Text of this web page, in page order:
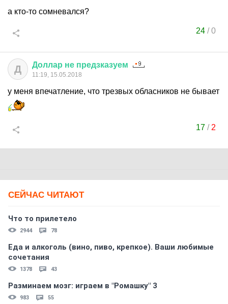
а кто-то сомневался?
24 /0
Д Доллар не предзказуем
11:19, 15.05.2018
у меня впечатление, что трезвых обласников не бывает
17 / 2
СЕЙЧАС ЧИТАЮТ
Что то прилетело
2944 78
Еда и алкоголь (вино, пиво, крепкое). Ваши любимые
сочетания
1378 43
Разминаем мозг: играем в "Ромашку" 3
983 55